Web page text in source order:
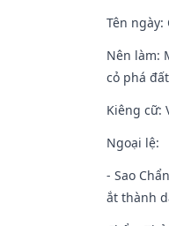
Tên ngày:
Nên làm:
cỏ phá
Kiêng cữ:
Ngoại lệ:
- Sao
ắt thành